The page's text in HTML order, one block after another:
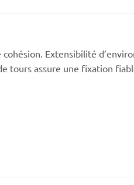
Extensibilité
tours assure une fixation